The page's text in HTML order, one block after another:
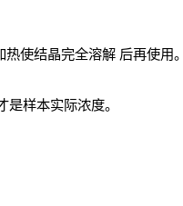
热使结晶完全溶解 后再使用。
样本实际浓度。